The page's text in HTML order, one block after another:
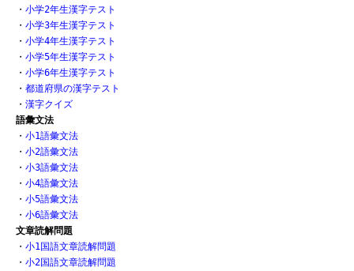
・ 小学2年生漢字テスト
・ 小学3年生漢字テスト
・ 小学4年生漢字テスト
・ 小学5年生漢字テスト
・ 小学6年生漢字テスト
・ 都道府県の漢字テスト
・ 漢字クイズ
語彙文法
・ 小1語彙文法
・ 小2語彙文法
・ 小3語彙文法
・ 小4語彙文法
・ 小5語彙文法
・ 小6語彙文法
文章読解問題
・ 小1国語文章読解問題
・ 小2国語文章読解問題